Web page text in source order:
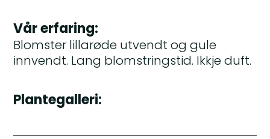
Vår erfaring:
Blomster lillarøde utvendt og gule
innvendt. Lang blomstringstid. Ikkje duft.
Plantegalleri: